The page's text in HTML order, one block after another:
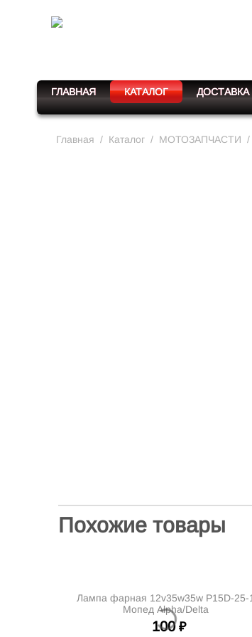
ГЛАВНАЯ КАТАЛОГ ДОСТАВКА
Главная / Каталог / МОТОЗАПЧАСТИ /
Похожие товары
Лампа фарная 12v35w35w P15D-25-1
Мопед Alpha/Delta